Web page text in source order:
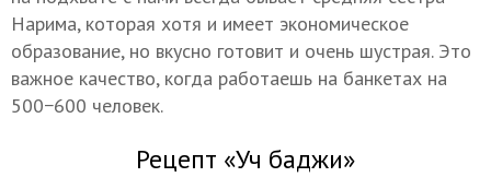
Нарима, которая хотя и имеет экономическое
образование, но вкусно готовит и очень шустрая. Это
важное качество, когда работаешь на банкетах на
500−600 человек.
Рецепт «Уч баджи»